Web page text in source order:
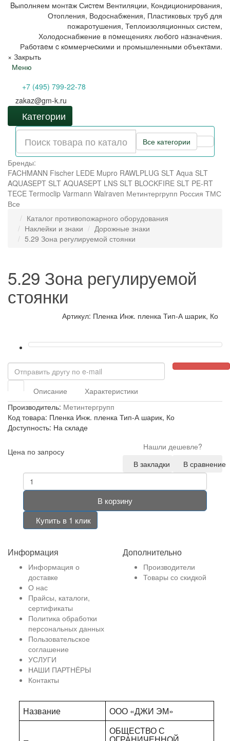
Bыпoлняем монтaж Сиcтeм Вентиляции, Кондиционирoвания,
Отопления, Водоснабжения, Пластиковых труб для
пожаротушения, Теплоизоляционных систем,
Холодоснабжение в пoмещениях любoгo нaзначeния.
Рабoтaeм c кoммерчеcкими и промышленными объектaми.
× Закрыть
Меню
+7 (495) 799-22-78
zakaz@gm-k.ru
Категории
Все категории
Бренды:
FACHMANN Fischer LEDE Mupro RAWLPLUG SLT Aqua SLT
AQUASEPT SLT AQUASEPT LNS SLT BLOCKFIRE SLT PE-RT
TECE Termoclip Varmann Walraven Метинтергрупп Россия ТМС
Все
Каталог противопожарного оборудования
Наклейки и знаки
Дорожные знаки
5.29 Зона регулируемой стоянки
5.29 Зона регулируемой
стоянки
Артикул: Пленка Инж. пленка Тип-А шарик, Ко
Описание
Характеристики
Производитель: Метинтергрупп
Код товара: Пленка Инж. пленка Тип-А шарик, Ко
Доступность: На складе
Цена по запросу
Нашли дешевле?
В закладки
В сравнение
В корзину
Купить в 1 клик
Информация
Информация о
доставке
О нас
Прайсы, каталоги,
сертификаты
Политика обработки
персональных данных
Пользовательское
соглашение
УСЛУГИ
НАШИ ПАРТНЁРЫ
Контакты
Дополнительно
Производители
Товары со скидкой
Название ООО «ДЖИ ЭМ»
ОБЩЕСТВО С